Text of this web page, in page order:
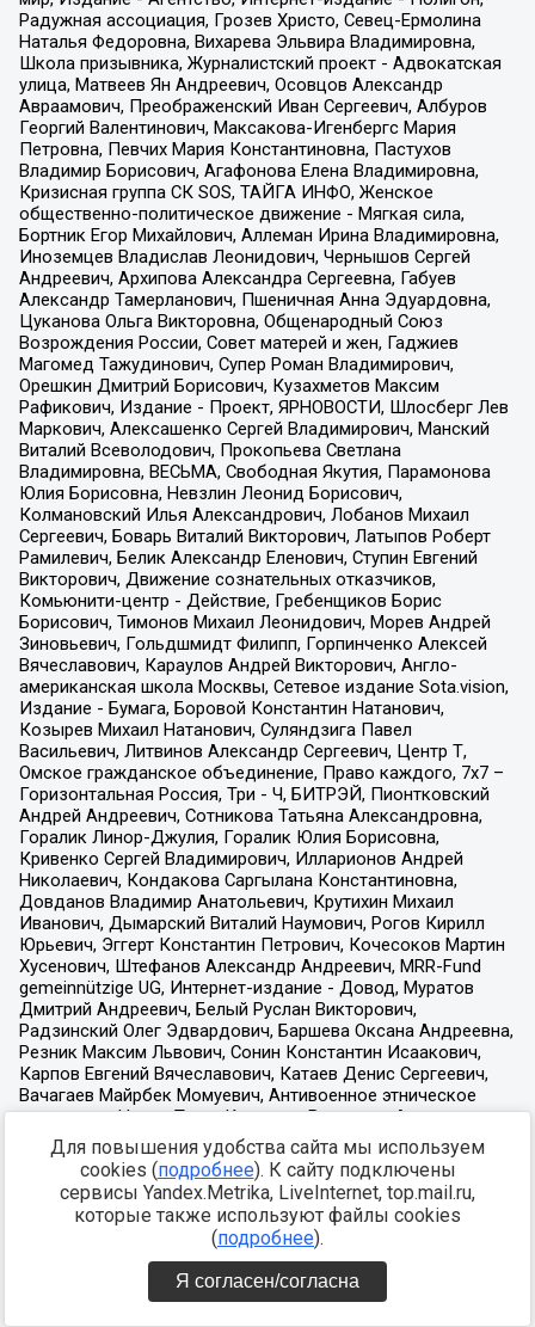
Для повышения удобства сайта мы используем
cookies (подробнее). К сайту подключены
сервисы Yandex.Metrika, LiveInternet, top.mail.ru,
которые также используют файлы cookies
(подробнее).
Я согласен/согласна